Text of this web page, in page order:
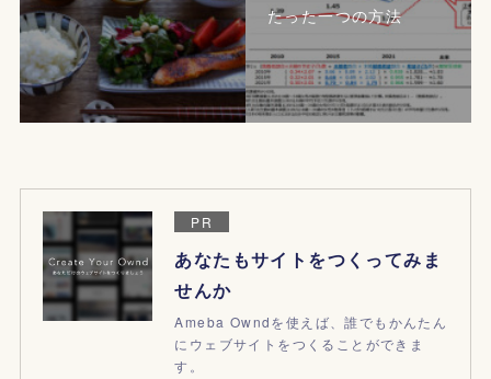
たった一つの方法
PR
あなたもサイトをつくってみま
せんか
Ameba Owndを使えば、誰でもかんたん
にウェブサイトをつくることができま
す。